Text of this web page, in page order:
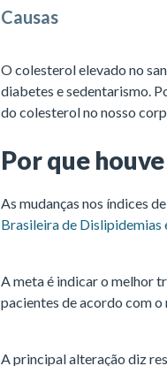
Causas
O colesterol elevado no
diabetes e sedentarismo.
do colesterol no nosso
Por que
As mudanças nos índices
Brasileira de Dislipidemias
A meta é indicar o melhor
pacientes de acordo com
A principal alteração diz